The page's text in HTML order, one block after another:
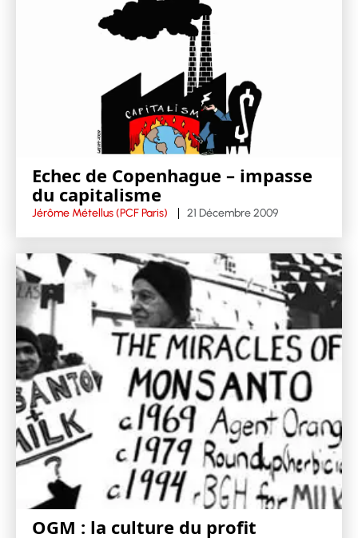
Echec de Copenhague – impasse
du capitalisme
Jérôme Métellus (PCF Paris) 21 Décembre 2009
OGM : la culture du profit